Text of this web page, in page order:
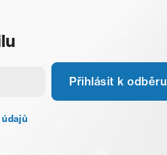
Přihlásit k odběru